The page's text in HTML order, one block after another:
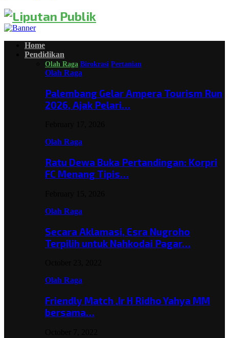
Home
Pendidikan
Olah Raga Birokrasi Pertanian
Olah Raga
Palembang Gelar Ampera Tourism Run
2026, Ajak Pelari…
Olah Raga
Ratu Dewa Buka Pertandingan: Korpri
FC Menang Tipis…
Olah Raga
Secara Aklamasi, Esra Nugroho
Terpilih untuk Nahkodai Pagar…
Olah Raga
Friendly Match ,Ir H Ridho Yahya MM
bersama…